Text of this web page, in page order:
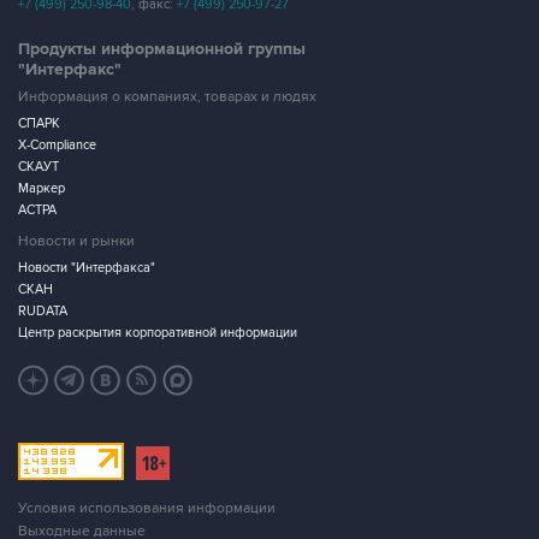
+7 (499) 250-98-40, факс: +7 (499) 250-97-27
Продукты информационной группы
"Интерфакс"
Информация о компаниях, товарах и людях
СПАРК
X-Compliance
СКАУТ
Маркер
АСТРА
Новости и рынки
Новости "Интерфакса"
СКАН
RUDATA
Центр раскрытия корпоративной информации
Условия использования информации
Выходные данные